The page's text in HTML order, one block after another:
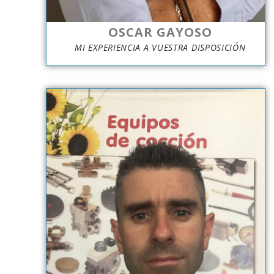
OSCAR GAYOSO
MI EXPERIENCIA A VUESTRA DISPOSICIÓN